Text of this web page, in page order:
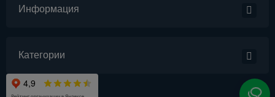
Информация
Категории